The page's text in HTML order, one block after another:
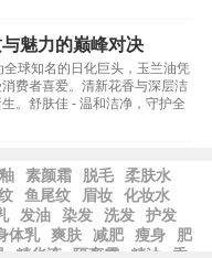
魅力的巅峰对决
球知名的日化巨头，玉兰油凭
费者喜爱。清新花香与深层洁
。舒肤佳 - 温和洁净，守护全
素颜霜 脱毛
柔肤水
鱼尾纹 眉妆
化妆水
发油 染发 洗发
护发
体乳 爽肤 减肥 瘦身
肥